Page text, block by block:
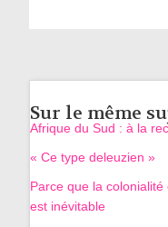
Sur le même
Afrique du Sud : à la
« Ce type deleuzien »
Parce que la
est inévitable